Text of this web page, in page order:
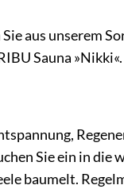
aus unserem
Sauna »Nikki«.
Sie ein in die
baumelt.